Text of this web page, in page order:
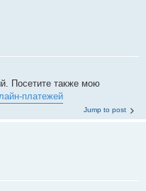
Посетите также мою
платежей
Jump to post